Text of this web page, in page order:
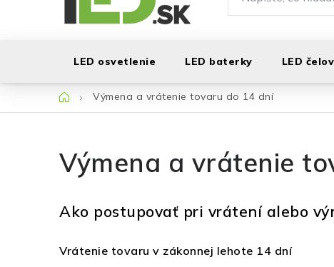
LED osvetlenie LED baterky LED
DomovVýmena a vrátenie tovaru do 14 dní
Výmena a vrátenie
Ako postupovať pri vrátení alebo
Vrátenie tovaru v zákonnej lehote 14 dní